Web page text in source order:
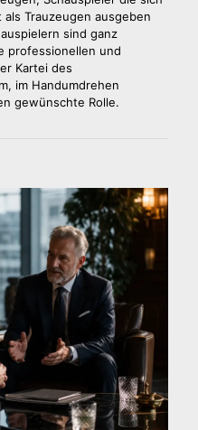
Trauzeugen ausgeben
sind ganz
professionellen und
Kartei des
im Handumdrehen
gewünschte Rolle.